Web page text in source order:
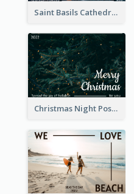
Saint Basils Cathedral Post Card
Christmas Night Post Card